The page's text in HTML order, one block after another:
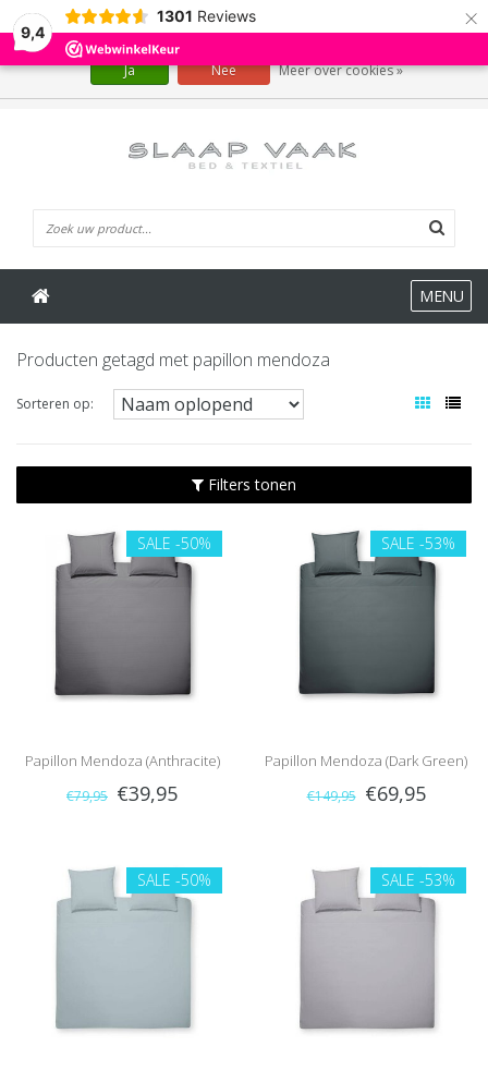
9,4
1301 Reviews ×
MENU
Producten getagd met papillon mendoza
Sorteren op:
Filters tonen
SALE -50%
Papillon Mendoza (Anthracite)
€79,95 €39,95
SALE -53%
Papillon Mendoza (Dark Green)
€149,95 €69,95
SALE -50% SALE -53%
Wij slaan cookies op om onze website te verbeteren. Is dat akkoord?
Ja Nee Meer over cookies »